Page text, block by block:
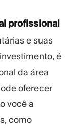
profissional
e suas
é
da área
oferecer
você a
como